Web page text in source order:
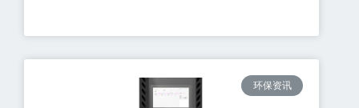
环保资讯